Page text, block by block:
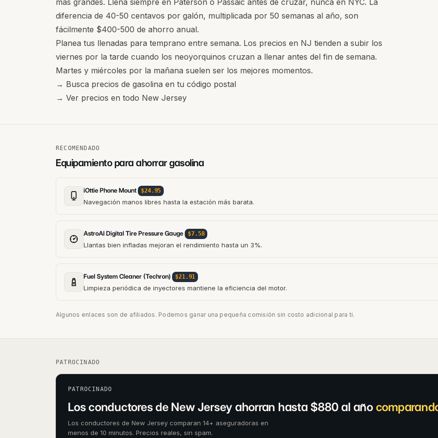
más grandes. Llena siempre en Paterson o Passaic antes de cruzar, nunca en NYC. La
diferencia de 40-50 centavos por galón, multiplicada por 50 semanas al año, son
fácilmente $400-500 de ahorro anual.
Planea tus llenadas para temprano entre semana. Los precios en NJ tienden a subir los
viernes por la tarde cuando los neoyorquinos cruzan a llenar antes del fin de semana.
Martes y miércoles por la mañana suelen ser los mejores momentos.
→ Busca precios de gasolina en tu código postal
→ Ver precios en todo New Jersey
RECOMENDADO
Equipamiento para ahorrar gasolina
iOttie Phone Mount $24.95
Navegación manos libres hasta la estación más barata.
AstroAI Digital Tire Pressure Gauge $7.58
Llantas bien infladas mejoran el rendimiento hasta un 3%.
Fuel System Cleaner (Techron) $21.91
Limpieza periódica de inyectores mantiene la eficiencia del motor.
Algunos enlaces son de afiliados. Podemos ganar una pequeña comisión sin costo adicional para ti.
PATROCINADO
PATROCINADO
Los conductores de New Jersey ahorran hasta $880 al año
Los conductores de New Jersey comparan 14+ aseguradoras en
menos de 10 minutos. Precios reales, sin spam.